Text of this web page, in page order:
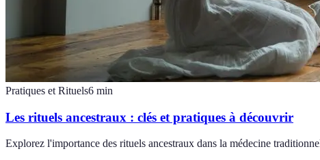
Pratiques et Rituels6 min
Les rituels ancestraux : clés et pratiques à découvrir
Explorez l'importance des rituels ancestraux dans la médecine